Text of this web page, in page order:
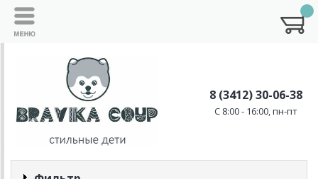
8 (3412) 30-06-38
C 8:00 - 16:00, пн-пт